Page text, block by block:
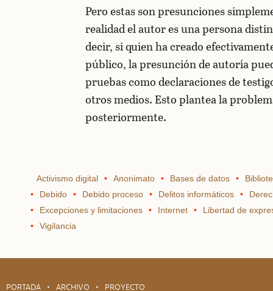
Pero estas son presunciones
realidad el autor es una persona
decir, si quien ha creado
público, la presunción de autoría
pruebas como declaraciones de
otros medios. Esto plantea la
posteriormente.
Activismo digital Anonimato Bases de datos
Debido
Debido proceso Delitos informáticos
Excepciones y limitaciones
Internet
Libertad de
Vigilancia
PORTADA ARCHIVO PROYECTO